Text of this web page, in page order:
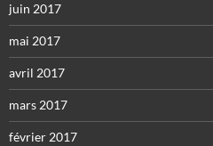
juin 2017
mai 2017
avril 2017
mars 2017
février 2017